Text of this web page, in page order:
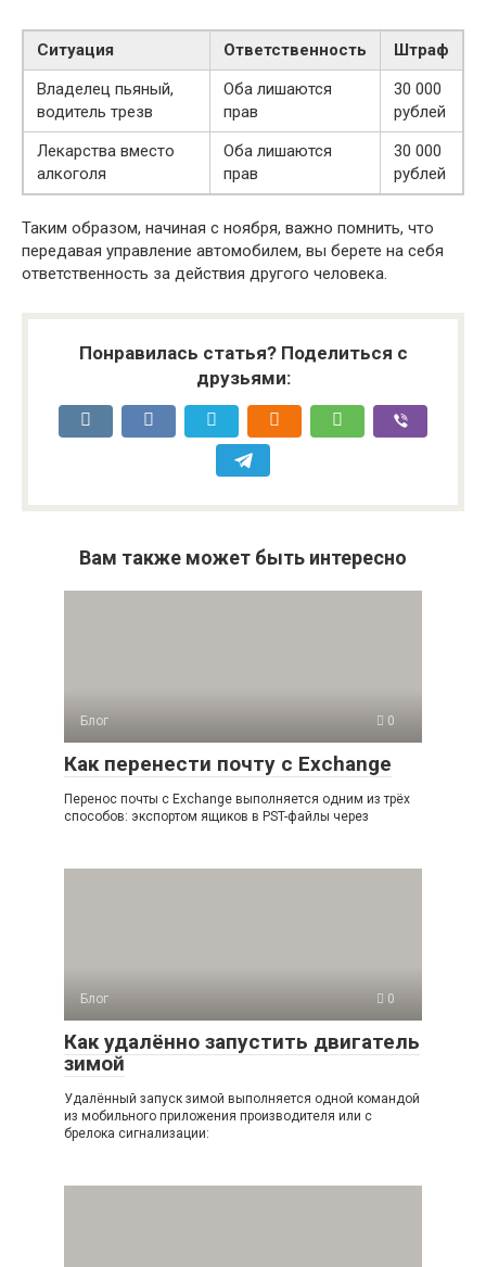
Ситуация Ответственность
Штраф
Владелец пьяный,
водитель трезв
Оба лишаются
прав
30 000
рублей
Лекарства вместо
алкоголя
Оба лишаются
прав
30 000
рублей
Таким образом, начиная с ноября, важно помнить, что
передавая управление автомобилем, вы берете на себя
ответственность за действия другого человека.
Понравилась статья? Поделиться с
друзьями:
Вам также может быть интересно
Блог 0
Как перенести почту с Exchange
Перенос почты с Exchange выполняется одним из трёх
способов: экспортом ящиков в PST-файлы через
Блог 0
Как удалённо запустить двигатель
зимой
Удалённый запуск зимой выполняется одной командой
из мобильного приложения производителя или с
брелока сигнализации: